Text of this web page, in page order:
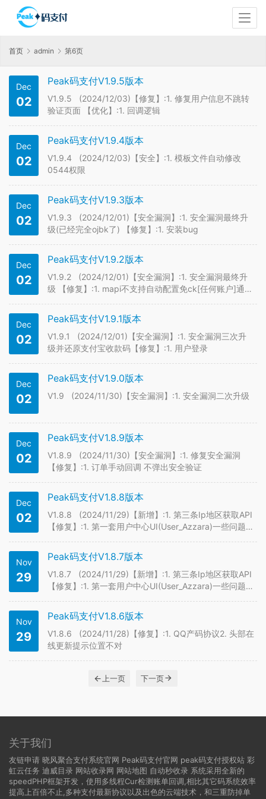
首页 admin 第6页
Dec
02
Peak码支付V1.9.5版本
V1.9.5 (2024/12/03)【修复】:1. 修复用户信息不跳转
验证页面 【优化】:1. 回调逻辑
Dec
02
Peak码支付V1.9.4版本
V1.9.4 (2024/12/03)【安全】:1. 模板文件自动修改
0544权限
Dec
02
Peak码支付V1.9.3版本
V1.9.3 (2024/12/01)【安全漏洞】:1. 安全漏洞最终升
级(已经完全ojbk了) 【修复】:1. 安装bug
Dec
02
Peak码支付V1.9.2版本
V1.9.2 (2024/12/01)【安全漏洞】:1. 安全漏洞最终升
级 【修复】:1. mapi不支持自动配置免ck[任何账户]通道
Dec
02
Peak码支付V1.9.1版本
V1.9.1 (2024/12/01)【安全漏洞】:1. 安全漏洞三次升
级并还原支付宝收款码【修复】:1. 用户登录
Dec
02
Peak码支付V1.9.0版本
V1.9 (2024/11/30)【安全漏洞】:1. 安全漏洞二次升级
Dec
02
Peak码支付V1.8.9版本
V1.8.9 (2024/11/30)【安全漏洞】:1. 修复安全漏洞
【修复】:1. 订单手动回调 不弹出安全验证
Dec
02
Peak码支付V1.8.8版本
V1.8.8 (2024/11/29)【新增】:1. 第三条Ip地区获取API
【修复】:1. 第一套用户中心UI(User_Azzara)一些问题
Nov
29
Peak码支付V1.8.7版本
V1.8.7 (2024/11/29)【新增】:1. 第三条Ip地区获取API
【修复】:1. 第一套用户中心UI(User_Azzara)一些问题
【优化】:1. speed核心框架
Nov
29
Peak码支付V1.8.6版本
V1.8.6 (2024/11/28)【修复】:1. QQ产码协议2. 头部在
线更新提示位置不对
上一页 下一页
关于我们
友链申请 晓风聚合支付系统官网 Peak码支付官网 peak码支付授权站 彩
虹云任务 迪威目录 网站收录网 网站地图 自动秒收录 系统采用全新的
speedPHP框架开发，使用多线程Cur检测账单回调,相比其它码系统效率
提高上百倍不止,多种支付最新协议以及出色的云端技术，和三重防掉单